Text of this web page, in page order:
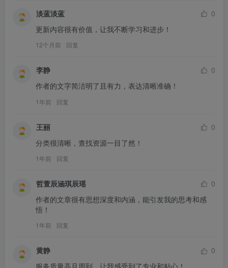
淡蓝淡蓝
0
更新内容很有价值，让我不断学习和进步！
12个月前 回复
李静
0
作者的文字简洁明了且有力，表达清晰准确！
1年前 回复
王丽
0
分类很清晰，查找资源一目了然！
1年前 回复
哲萱辰涵琪辰瑶
0
作者的文章很有思想深度和内涵，能引发我的思考和感
悟！
1年前 回复
黄静
0